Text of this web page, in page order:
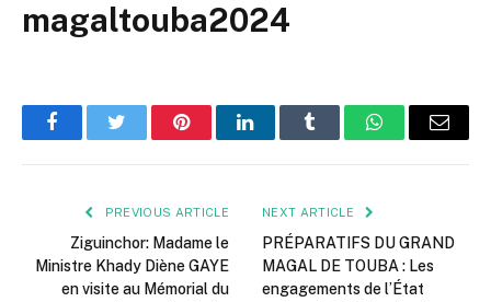
magaltouba2024
FacebookTwitter PinterestLinkedInTumblr WhatsAppEmail
PREVIOUS ARTICLE
Ziguinchor: Madame le
Ministre Khady Diène GAYE
en visite au Mémorial du
NEXT ARTICLE
PRÉPARATIFS DU GRAND
MAGAL DE TOUBA : Les
engagements de l’État